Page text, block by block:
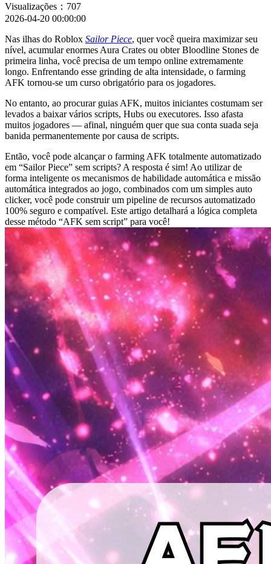
Visualizações：707
2026-04-20 00:00:00
Nas ilhas do Roblox Sailor Piece, quer você queira maximizar seu
nível, acumular enormes Aura Crates ou obter Bloodline Stones de
primeira linha, você precisa de um tempo online extremamente
longo. Enfrentando esse grinding de alta intensidade, o farming
AFK tornou-se um curso obrigatório para os jogadores.
No entanto, ao procurar guias AFK, muitos iniciantes costumam ser
levados a baixar vários scripts, Hubs ou executores. Isso afasta
muitos jogadores — afinal, ninguém quer que sua conta suada seja
banida permanentemente por causa de scripts.
Então, você pode alcançar o farming AFK totalmente automatizado
em “Sailor Piece” sem scripts? A resposta é sim! Ao utilizar de
forma inteligente os mecanismos de habilidade automática e missão
automática integrados ao jogo, combinados com um simples auto
clicker, você pode construir um pipeline de recursos automatizado
100% seguro e compatível. Este artigo detalhará a lógica completa
desse método “AFK sem script” para você!